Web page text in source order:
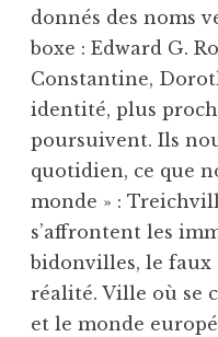
donnés des noms
boxe : Edward G.
Constantine,
identité, plus
poursuivent. Ils
quotidien, ce que
monde » :
s’affrontent les
bidonvilles, le faux
réalité. Ville où se
et le monde